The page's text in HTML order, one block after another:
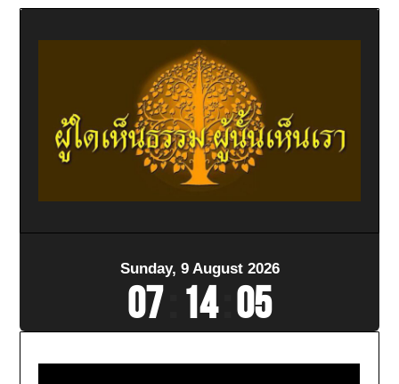
Sunday, 9 August 2026
07 14 06